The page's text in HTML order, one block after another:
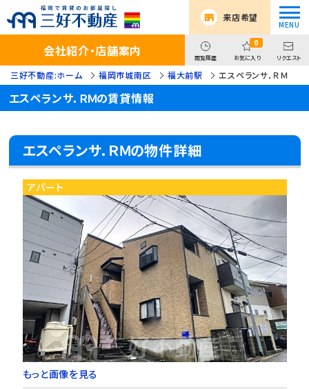
来店希望
会社紹介・店舗案内 閲覧履歴
0
お気に入り リクエスト
三好不動産:ホーム 福岡市城南区 福大前駅 エスペランサ．ＲＭ
エスペランサ．ＲＭの賃貸情報
エスペランサ．ＲＭの物件詳細
アパート
もっと画像を見る